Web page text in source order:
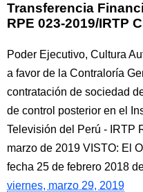
Transferencia
RPE 023-2019/IRTP
Poder Ejecutivo, Cultura
a favor de la Contraloría
contratación de sociedad
de control posterior en el
Televisión del Perú - IRTP
marzo de 2019 VISTO: El
fecha 25 de febrero 2018
viernes, marzo 29, 2019